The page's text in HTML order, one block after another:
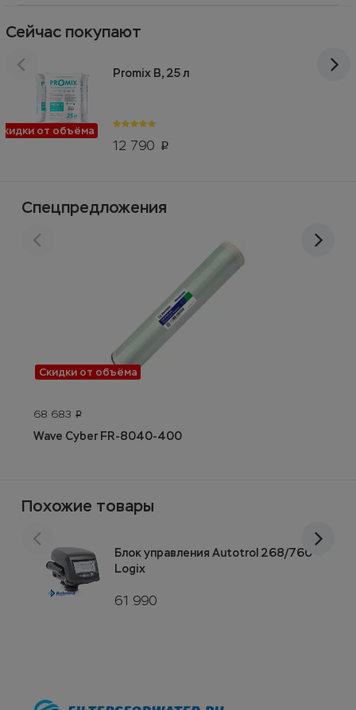
Сейчас покупают
от объёма
12 790 p
Promix B, 25 л
Спецпредложения
Скидки от объёма
68 683 p
Wave Cyber FR-8040-400
Похожие товары
61 990
Блок управления Autotrol 268/760
Logix